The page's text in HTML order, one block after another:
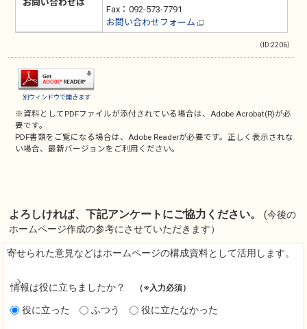
お問い合わせは
Fax：092-573-7791
お問い合わせフォーム
（ID:2206）
別ウィンドウで開きます
※資料としてPDFファイルが添付されている場合は、Adobe Acrobat(R)が必
要です。
PDF書類をご覧になる場合は、Adobe Readerが必要です。正しく表示されな
い場合、最新バージョンをご利用ください。